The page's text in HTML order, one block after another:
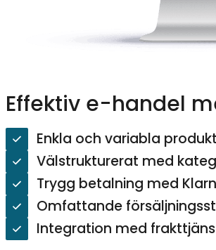
Effektiv e-handel
Enkla och variabla
Välstrukturerat med
Trygg betalning med
Omfattande
Integration med